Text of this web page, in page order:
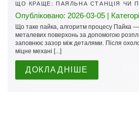
ЩО КРАЩЕ: ПАЯЛЬНА СТАНЦІЯ ЧИ
Опубліковано: 2026-03-05 |
Що таке пайка, алгоритм процесу Пайка
металевих поверхонь за допомогою
заповнює зазор між деталями. Після
міцне механі [...]
ДОКЛАДНІШЕ